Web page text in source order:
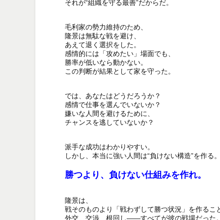
それが“組織を守る最善”だからだ。
毛利家の勢力維持のため、
隆景は無駄な戦を避け、
あえて退く選択をした。
感情的には「攻めたい」場面でも、
勝率が低いなら動かない。
この判断が結果として家を守った。
では、あなたはどうだろうか？
感情で仕事を選んでいないか？
嫌いな人間を避けるために、
チャンスを逃していないか？
派手な成功はわかりやすい。
しかし、本当に強い人間は“負けない構造”を作る。
勝つより、負けない仕組みを作れ。
隆景は、
戦そのものより「戦わずして勝つ状況」を作るこ
外交、交渉、根回し——すべてが彼の戦場だった。